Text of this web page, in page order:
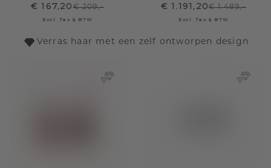
€ 167,20€ 209,-
Excl. Tax & BTW
€ 1.191,20€ 1.489,-
Excl. Tax & BTW
Verras haar met een zelf ontworpen design